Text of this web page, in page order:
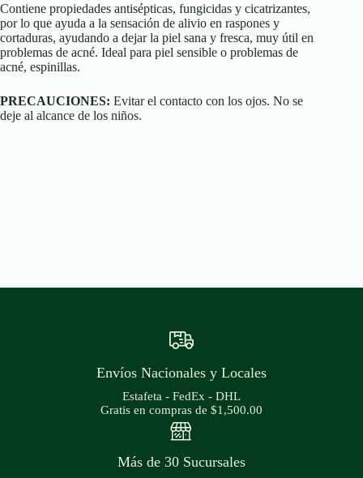
Contiene propiedades antisépticas, fungicidas y cicatrizantes,
por lo que ayuda a la sensación de alivio en raspones y
cortaduras, ayudando a dejar la piel sana y fresca, muy útil en
problemas de acné. Ideal para piel sensible o problemas de
acné, espinillas.
PRECAUCIONES: Evitar el contacto con los ojos. No se
deje al alcance de los niños.
Envíos Nacionales y Locales
Estafeta - FedEx - DHL
Gratis en compras de $1,500.00
Más de 30 Sucursales